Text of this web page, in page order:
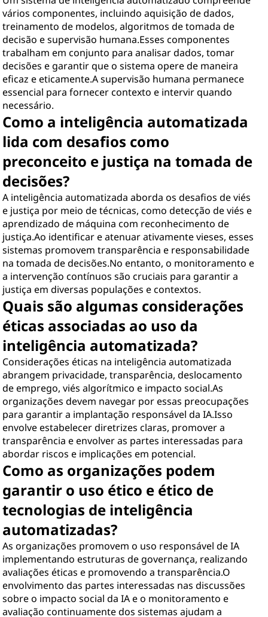
vários componentes, incluindo aquisição de dados,
treinamento de modelos, algoritmos de tomada de
decisão e supervisão humana.Esses componentes
trabalham em conjunto para analisar dados, tomar
decisões e garantir que o sistema opere de maneira
eficaz e eticamente.A supervisão humana permanece
essencial para fornecer contexto e intervir quando
necessário.
Como a inteligência automatizada
lida com desafios como
preconceito e justiça na tomada de
decisões?
A inteligência automatizada aborda os desafios de viés
e justiça por meio de técnicas, como detecção de viés e
aprendizado de máquina com reconhecimento de
justiça.Ao identificar e atenuar ativamente vieses, esses
sistemas promovem transparência e responsabilidade
na tomada de decisões.No entanto, o monitoramento e
a intervenção contínuos são cruciais para garantir a
justiça em diversas populações e contextos.
Quais são algumas considerações
éticas associadas ao uso da
inteligência automatizada?
Considerações éticas na inteligência automatizada
abrangem privacidade, transparência, deslocamento
de emprego, viés algorítmico e impacto social.As
organizações devem navegar por essas preocupações
para garantir a implantação responsável da IA.Isso
envolve estabelecer diretrizes claras, promover a
transparência e envolver as partes interessadas para
abordar riscos e implicações em potencial.
Como as organizações podem
garantir o uso ético e ético de
tecnologias de inteligência
automatizadas?
As organizações promovem o uso responsável de IA
implementando estruturas de governança, realizando
avaliações éticas e promovendo a transparência.O
envolvimento das partes interessadas nas discussões
sobre o impacto social da IA e o monitoramento e
avaliação continuamente dos sistemas ajudam a